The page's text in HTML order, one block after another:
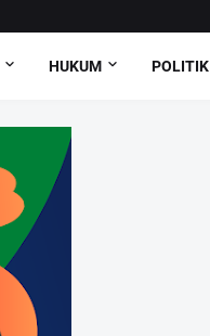
HUKUM POLITIK